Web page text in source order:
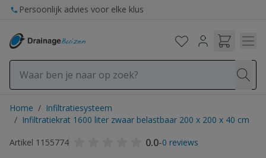
Ga naar de inhoud
Persoonlijk advies voor elke klus
Home / Infiltratiesysteem
/ Infiltratiekrat 1600 liter zwaar belastbaar 200 x 200 x 40 cm
Artikel 1155774
0.0-0 reviews